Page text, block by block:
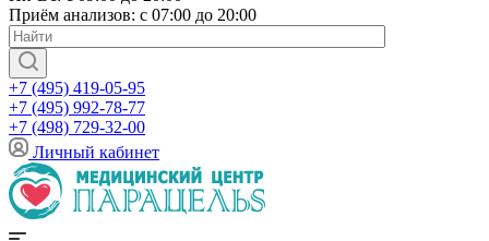
Приём анализов: с 07:00 до 20:00
+7 (495) 419-05-95
+7 (495) 992-78-77
+7 (498) 729-32-00
Личный кабинет